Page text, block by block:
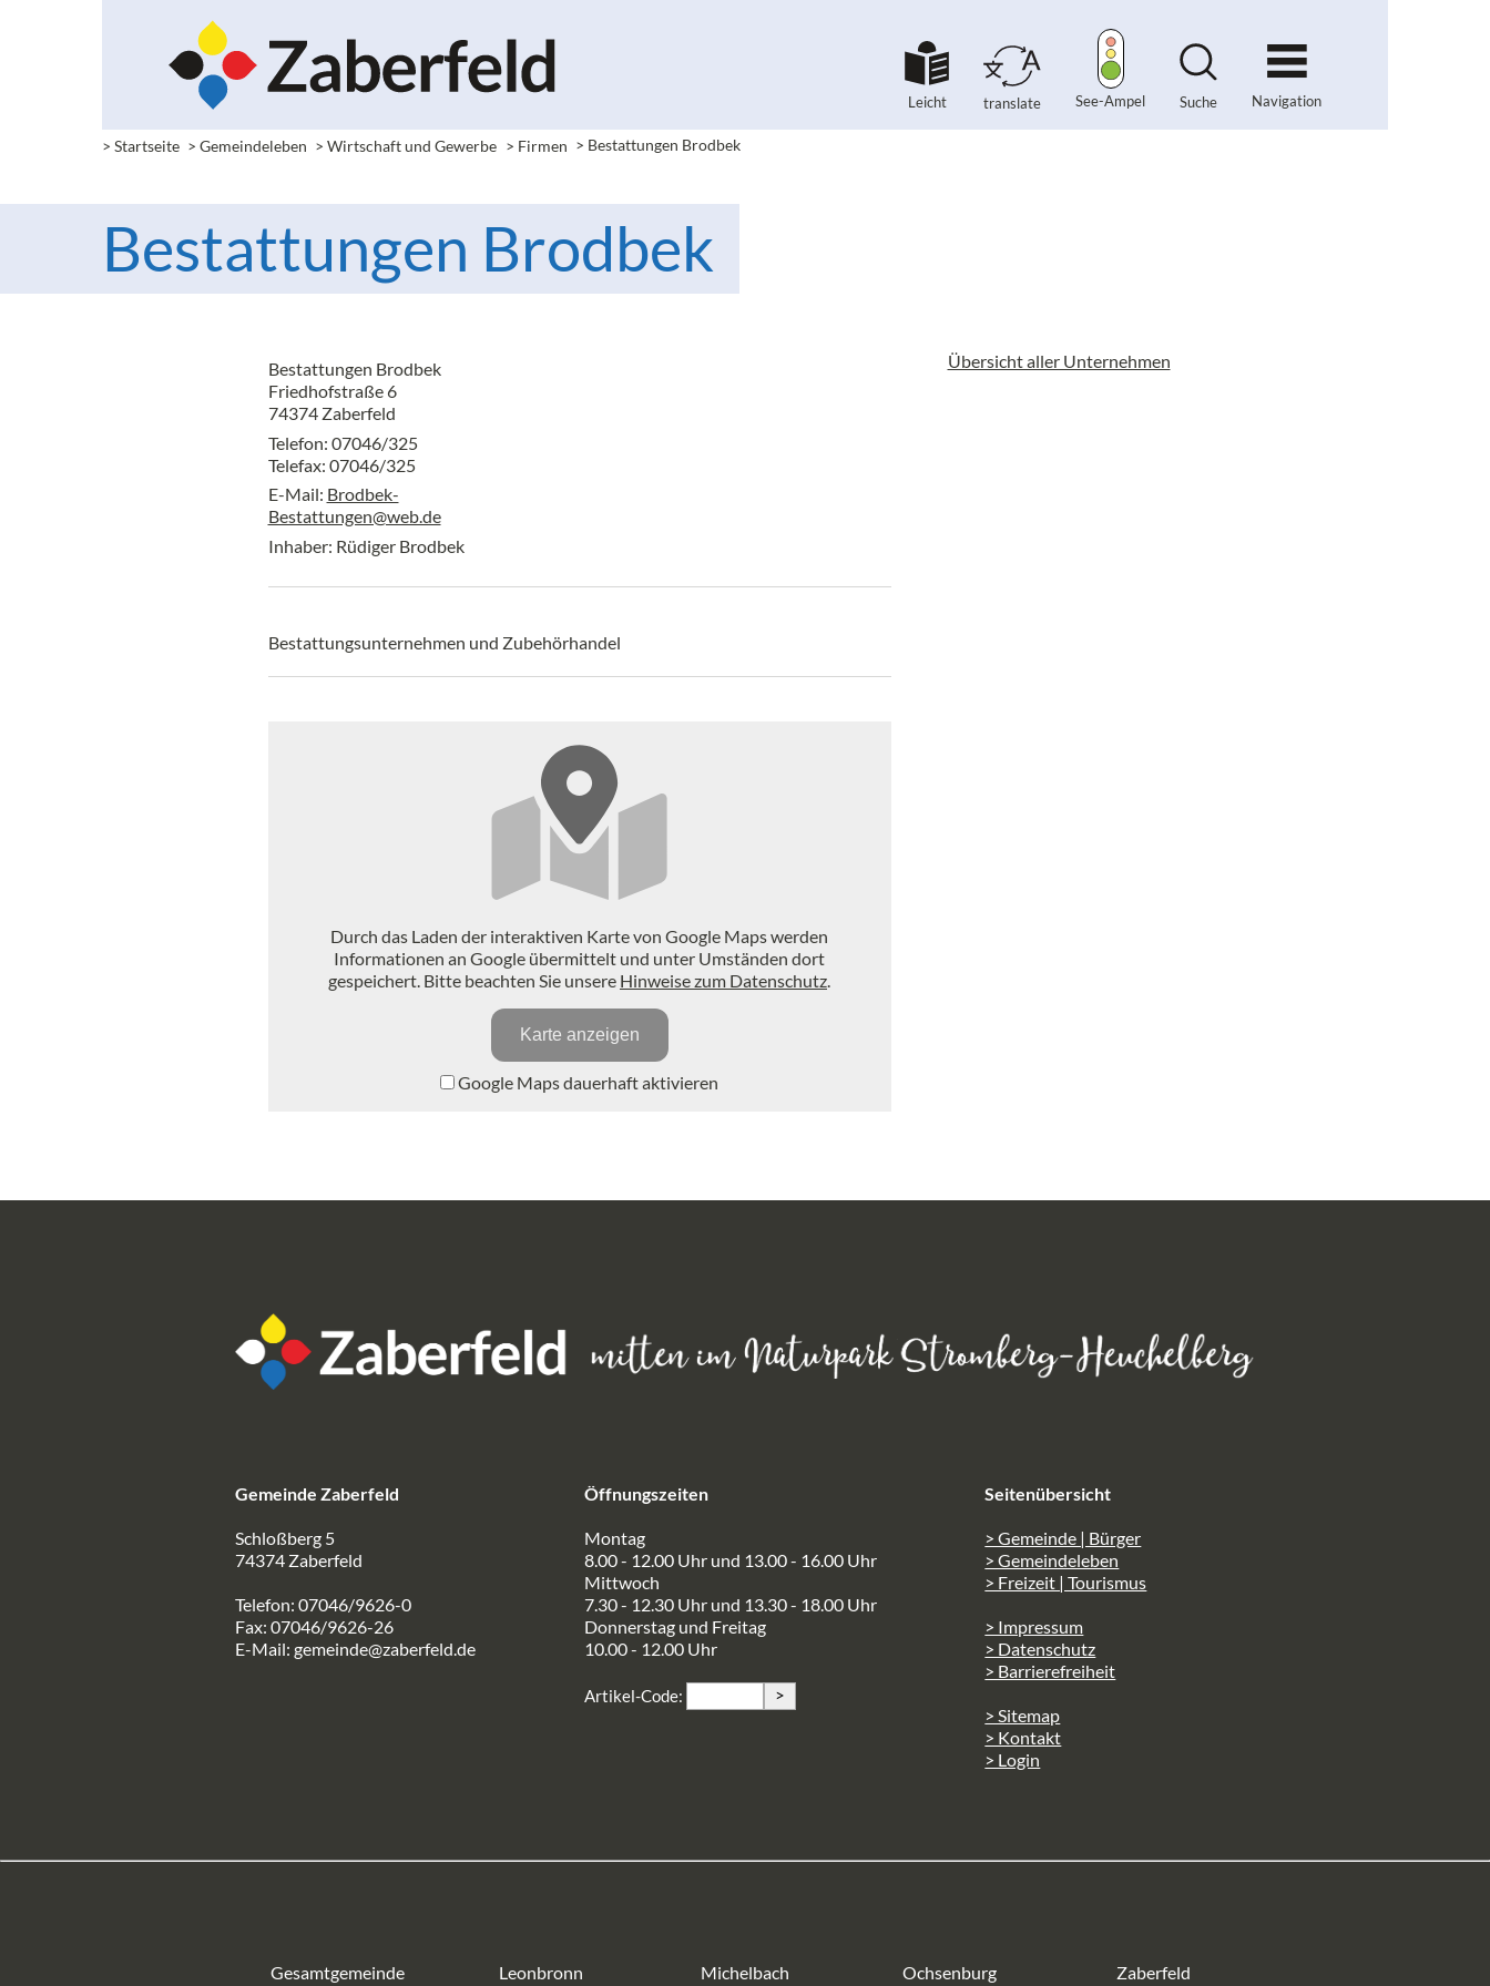
Leicht translate See-Ampel Suche Navigation
> Startseite > Gemeindeleben > Wirtschaft und Gewerbe > Firmen > Bestattungen Brodbek
Bestattungen Brodbek
Bestattungen Brodbek
Friedhofstraße 6
74374 Zaberfeld
Telefon: 07046/325
Telefax: 07046/325
E-Mail: Brodbek-
Bestattungen@web.de
Inhaber: Rüdiger Brodbek
Bestattungsunternehmen und Zubehörhandel
Durch das Laden der interaktiven Karte von Google Maps werden
Informationen an Google übermittelt und unter Umständen dort
gespeichert. Bitte beachten Sie unsere Hinweise zum Datenschutz.
Karte anzeigen
Google Maps dauerhaft aktivieren
Übersicht aller Unternehmen
Gemeinde Zaberfeld
Schloßberg 5
74374 Zaberfeld
Telefon: 07046/9626-0
Fax: 07046/9626-26
E-Mail: gemeinde@zaberfeld.de
Öffnungszeiten
Montag
8.00 - 12.00 Uhr und 13.00 - 16.00 Uhr
Mittwoch
7.30 - 12.30 Uhr und 13.30 - 18.00 Uhr
Donnerstag und Freitag
10.00 - 12.00 Uhr
Artikel-Code: >
Seitenübersicht
> Gemeinde | Bürger
> Gemeindeleben
> Freizeit | Tourismus
> Impressum
> Datenschutz
> Barrierefreiheit
> Sitemap
> Kontakt
> Login
Gesamtgemeinde Leonbronn Michelbach Ochsenburg Zaberfeld